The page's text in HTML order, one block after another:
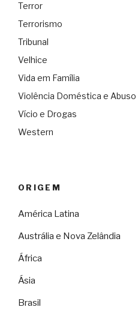
Terror
Terrorismo
Tribunal
Velhice
Vida em Família
Violência Doméstica e Abuso
Vício e Drogas
Western
ORIGEM
América Latina
Austrália e Nova Zelândia
África
Ásia
Brasil